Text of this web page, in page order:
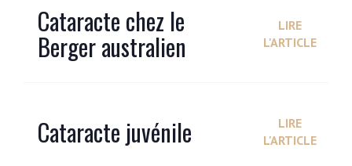
Cataracte chez le
Berger australien
LIRE
L'ARTICLE
Cataracte juvénile
LIRE
L'ARTICLE